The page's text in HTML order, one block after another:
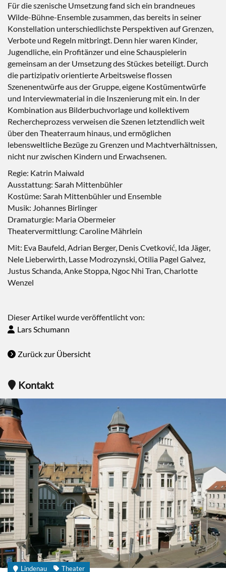
Für die szenische Umsetzung fand sich ein brandneues
Wilde-Bühne-Ensemble zusammen, das bereits in seiner
Konstellation unterschiedlichste Perspektiven auf Grenzen,
Verbote und Regeln mitbringt. Denn hier waren Kinder,
Jugendliche, ein Profitänzer und eine Schauspielerin
gemeinsam an der Umsetzung des Stückes beteiligt. Durch
die partizipativ orientierte Arbeitsweise flossen
Szenenentwürfe aus der Gruppe, eigene Kostümentwürfe
und Interviewmaterial in die Inszenierung mit ein. In der
Kombination aus Bilderbuchvorlage und kollektivem
Rechercheprozess verweisen die Szenen letztendlich weit
über den Theaterraum hinaus, und ermöglichen
lebensweltliche Bezüge zu Grenzen und Machtverhältnissen,
nicht nur zwischen Kindern und Erwachsenen.
Regie: Katrin Maiwald
Ausstattung: Sarah Mittenbühler
Kostüme: Sarah Mittenbühler und Ensemble
Musik: Johannes Birlinger
Dramaturgie: Maria Obermeier
Theatervermittlung: Caroline Mährlein
Mit: Eva Baufeld, Adrian Berger, Denis Cvetković, Ida Jäger,
Nele Lieberwirth, Lasse Modrozynski, Otilia Pagel Galvez,
Justus Schanda, Anke Stoppa, Ngoc Nhi Tran, Charlotte
Wenzel
Dieser Artikel wurde veröffentlicht von:
Lars Schumann
Zurück zur Übersicht
Kontakt
Lindenau Theater